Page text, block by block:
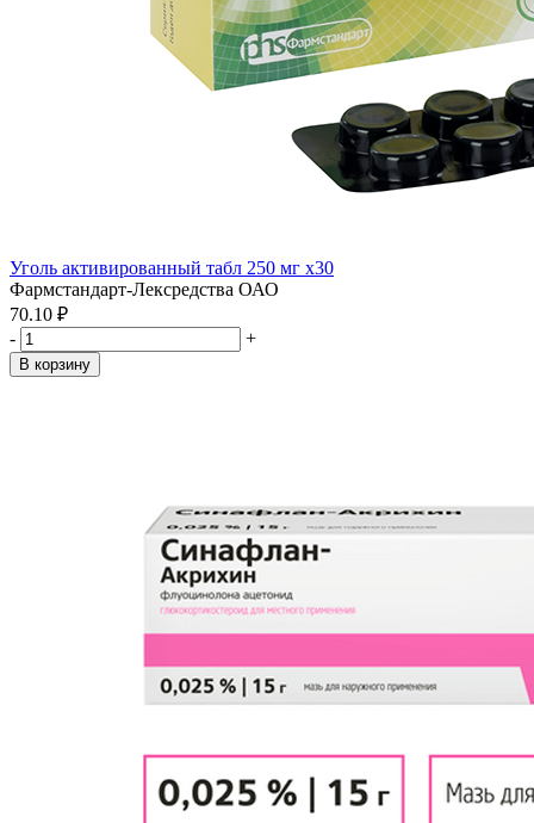
Уголь активированный табл 250 мг x30
Фармстандарт-Лексредства ОАО
70.10 ₽
-
+
В корзину